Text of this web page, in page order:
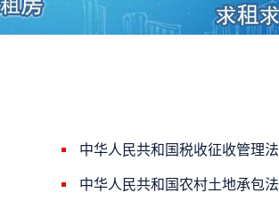
中华人民共和国税收征收管理法
中华人民共和国农村土地承包法